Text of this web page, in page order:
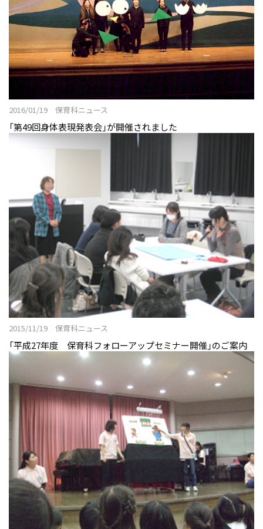
2016/01/19 保育科ニュース
「第49回身体表現発表会」が開催されました
2015/11/19 保育科ニュース
「平成27年度 保育科フォローアップセミナー開催」のご案内